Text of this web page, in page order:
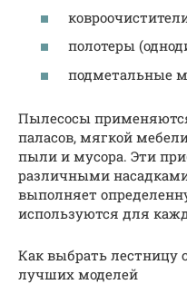
полотеры
подметальные
Пылесосы
паласов, мягкой
пыли и мусора. Эти
различными
выполняет
используются для
Как выбрать лестницу
лучших моделей